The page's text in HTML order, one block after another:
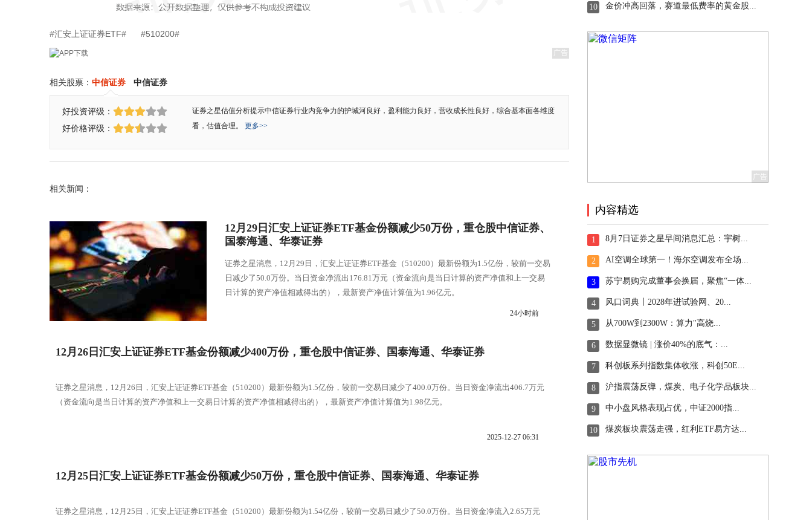
#汇安上证证券ETF# #510200#
广告
相关股票： 中信证券 中信证券
好投资评级：
好价格评级：
证券之星估值分析提示中信证券行业内竞争力的护城河良好，盈利能力良好，营收成长性良好，综合基本面各维度
看，估值合理。 更多>>
相关新闻：
12月29日汇安上证证券ETF基金份额减少50万份，重仓股中信证券、
国泰海通、华泰证券
证券之星消息，12月29日，汇安上证证券ETF基金（510200）最新份额为1.5亿份，较前一交易
日减少了50.0万份。当日资金净流出176.81万元（资金流向是当日计算的资产净值和上一交易
日计算的资产净值相减得出的），最新资产净值计算值为1.96亿元。
24小时前
12月26日汇安上证证券ETF基金份额减少400万份，重仓股中信证券、国泰海通、华泰证券
证券之星消息，12月26日，汇安上证证券ETF基金（510200）最新份额为1.5亿份，较前一交易日减少了400.0万份。当日资金净流出406.7万元
（资金流向是当日计算的资产净值和上一交易日计算的资产净值相减得出的），最新资产净值计算值为1.98亿元。
2025-12-27 06:31
12月25日汇安上证证券ETF基金份额减少50万份，重仓股中信证券、国泰海通、华泰证券
证券之星消息，12月25日，汇安上证证券ETF基金（510200）最新份额为1.54亿份，较前一交易日减少了50.0万份。当日资金净流入2.65万元
10 金价冲高回落，赛道最低费率的黄金股...
内容精选
1 8月7日证券之星早间消息汇总：宇树...
2 AI空调全球第一！海尔空调发布全场...
3 苏宁易购完成董事会换届，聚焦“一体...
4 风口词典丨2028年进试验网、20...
5 从700W到2300W：算力"高烧...
6 数据显微镜 | 涨价40%的底气：...
7 科创板系列指数集体收涨，科创50E...
8 沪指震荡反弹，煤炭、电子化学品板块...
9 中小盘风格表现占优，中证2000指...
10 煤炭板块震荡走强，红利ETF易方达...